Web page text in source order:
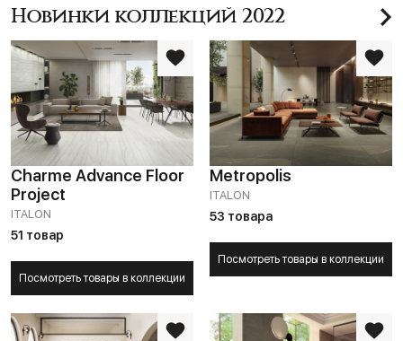
Новинки коллекций 2022
Charme Advance Floor
Project
ITALON
51 товар
Посмотреть товары в коллекции
Metropolis
ITALON
53 товара
Посмотреть товары в коллекции